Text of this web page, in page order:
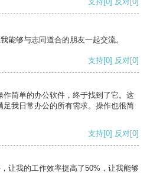
能够与志同道合的朋友一起交流。
支持[0] 反对[0]
简单的办公软件，终于找到了它。这
我日常办公的所有需求。操作也很简
支持[0] 反对[0]
让我的工作效率提高了50%，让我能够